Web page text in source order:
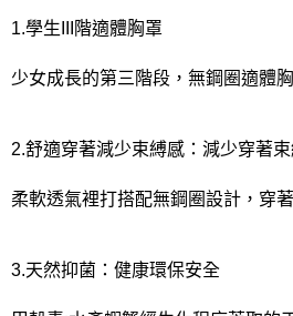
1.學生III階適體胸罩
少女成長的第三階段，無鋼圈適體胸
2.舒適穿著減少束縛感：減少穿著
柔軟透氣裡打搭配無鋼圈設計，穿
3.天然抑菌：健康環保安全